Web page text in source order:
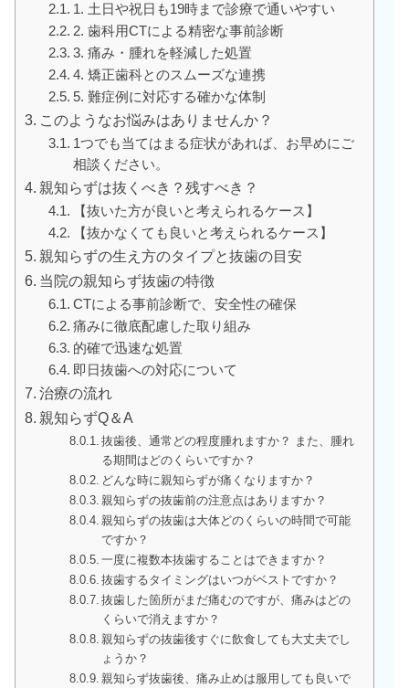
1. 土日や祝日も19時まで診療で通いやすい
2. 歯科用CTによる精密な事前診断
3. 痛み・腫れを軽減した処置
4. 矯正歯科とのスムーズな連携
5. 難症例に対応する確かな体制
このようなお悩みはありませんか？
1つでも当てはまる症状があれば、お早めにご
相談ください。
親知らずは抜くべき？残すべき？
【抜いた方が良いと考えられるケース】
【抜かなくても良いと考えられるケース】
親知らずの生え方のタイプと抜歯の目安
当院の親知らず抜歯の特徴
CTによる事前診断で、安全性の確保
痛みに徹底配慮した取り組み
的確で迅速な処置
即日抜歯への対応について
治療の流れ
親知らずQ＆A
抜歯後、通常どの程度腫れますか？ また、腫れ
る期間はどのくらいですか？
どんな時に親知らずが痛くなりますか？
親知らずの抜歯前の注意点はありますか？
親知らずの抜歯は大体どのくらいの時間で可能
ですか？
一度に複数本抜歯することはできますか？
抜歯するタイミングはいつがベストですか？
抜歯した箇所がまだ痛むのですが、痛みはどの
くらいで消えますか？
親知らずの抜歯後すぐに飲食しても大丈夫でし
ょうか？
親知らず抜歯後、痛み止めは服用しても良いで